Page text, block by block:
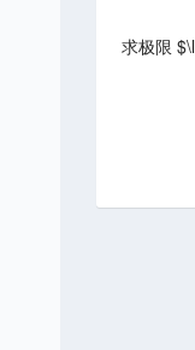
求极限